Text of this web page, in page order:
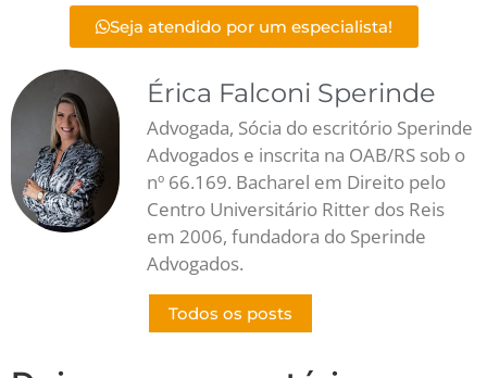
Seja atendido por um especialista!
Érica Falconi Sperinde
Advogada, Sócia do escritório Sperinde
Advogados e inscrita na OAB/RS sob o
nº 66.169. Bacharel em Direito pelo
Centro Universitário Ritter dos Reis
em 2006, fundadora do Sperinde
Advogados.
Todos os posts